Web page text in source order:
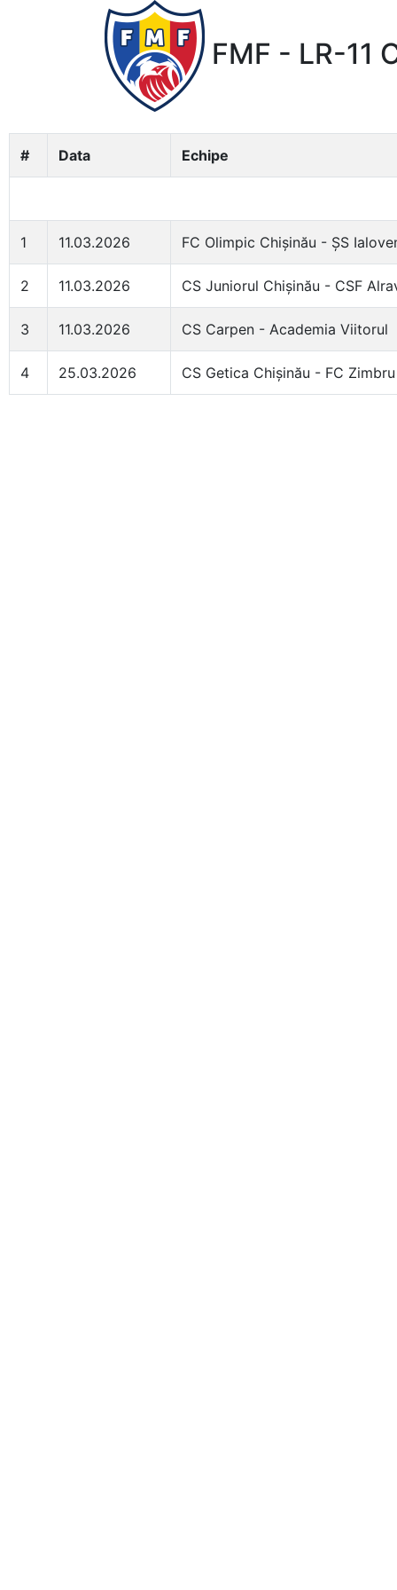
FMF - LR-11
# Data Echipe
1 11.03.2026 FC Olimpic Chișinău - ȘS
2 11.03.2026 CS Juniorul Chișinău - CSF
3 11.03.2026 CS Carpen - Academia Viitorul
4 25.03.2026 CS Getica Chișinău - FC Zimbru